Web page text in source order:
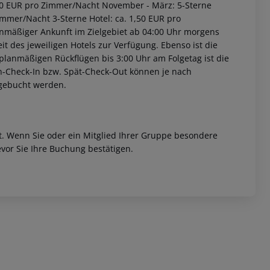
EUR pro Zimmer/Nacht November - März: 5-Sterne
Nacht 3-Sterne Hotel: ca. 1,50 EUR pro
Ankunft im Zielgebiet ab 04:00 Uhr morgens
des jeweiligen Hotels zur Verfügung. Ebenso ist die
Rückflügen bis 3:00 Uhr am Folgetag ist die
In bzw. Spät-Check-Out können je nach
werden.
Sie oder ein Mitglied Ihrer Gruppe besondere
Sie Ihre Buchung bestätigen.